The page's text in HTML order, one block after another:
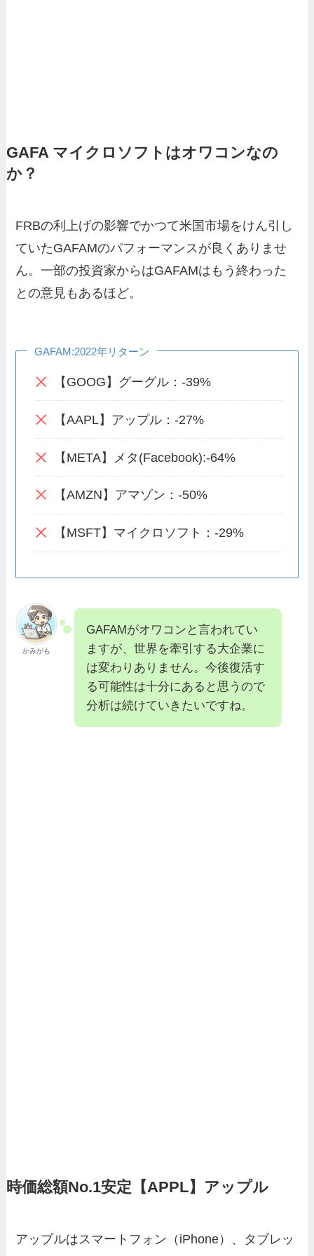
GAFA マイクロソフトはオワコンなの
か？
FRBの利上げの影響でかつて米国市場をけん引し
ていたGAFAMのパフォーマンスが良くありませ
ん。一部の投資家からはGAFAMはもう終わった
との意見もあるほど。
GAFAM:2022年リターン
【GOOG】グーグル：-39%
【AAPL】アップル：-27%
【META】メタ(Facebook):-64%
【AMZN】アマゾン：-50%
【MSFT】マイクロソフト：-29%
かみがも
GAFAMがオワコンと言われてい
ますが、世界を牽引する大企業に
は変わりありません。今後復活す
る可能性は十分にあると思うので
分析は続けていきたいですね。
時価総額No.1安定【APPL】アップル
アップルはスマートフォン（iPhone）、タブレッ